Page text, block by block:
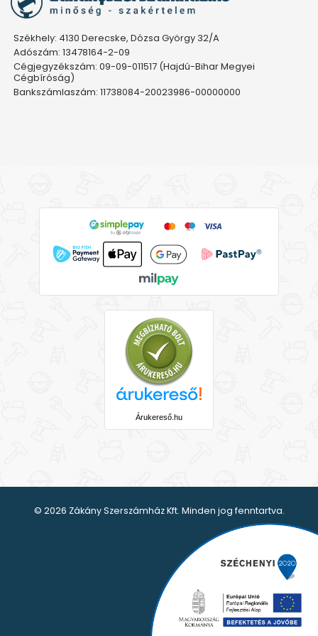
Székhely: 4130 Derecske, Dózsa György 32/A
Adószám: 13478164-2-09
Cégjegyzékszám: 09-09-011517 (Hajdú-Bihar Megyei
Cégbíróság)
Bankszámlaszám: 11738084-20023986-00000000
Árukereső.hu
© 2026 Zákány Szerszámház Kft. Minden jog fenntartva.